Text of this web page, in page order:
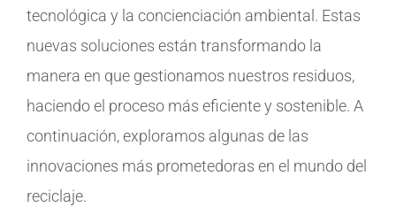
tecnológica y la concienciación ambiental. Estas
nuevas soluciones están transformando la
manera en que gestionamos nuestros residuos,
haciendo el proceso más eficiente y sostenible. A
continuación, exploramos algunas de las
innovaciones más prometedoras en el mundo del
reciclaje.